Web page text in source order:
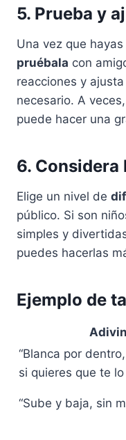
5. Prueba y
Una vez que
pruébala con
reacciones y
necesario. A
puede hacer una
6.
Elige un nivel de
público. Si son
simples y
puedes hacerlas
Ejemplo de
“Blanca por
si quieres que te
“Sube y baja, sin